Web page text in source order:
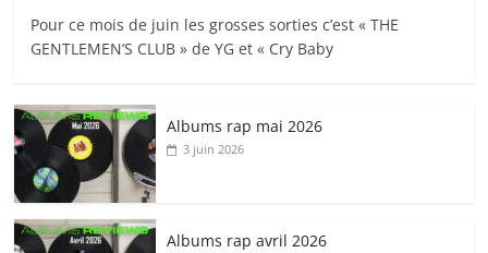
Pour ce mois de juin les grosses sorties c’est « THE
GENTLEMEN’S CLUB » de YG et « Cry Baby
Albums rap mai 2026
3 juin 2026
Albums rap avril 2026